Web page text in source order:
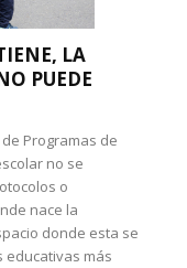
LA
PUEDE
Programas de
no se
o
nace la
donde esta se
educativas más